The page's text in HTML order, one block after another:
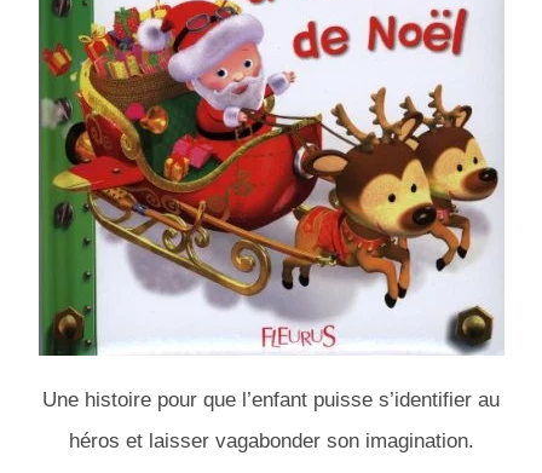
Une histoire pour que l’enfant puisse s’identifier au
héros et laisser vagabonder son imagination.